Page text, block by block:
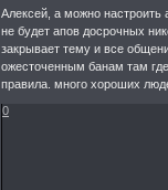
Алексей, а можно настроить
не будет апов досрочных
закрывает тему и все
ожесточенным банам там
правила. много хороших
0